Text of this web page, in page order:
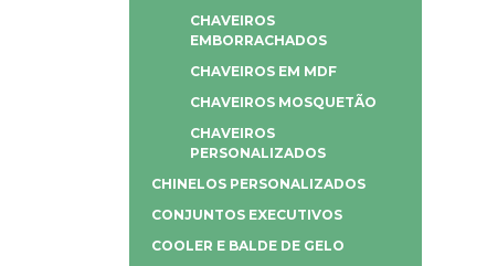
CHAVEIROS
EMBORRACHADOS
CHAVEIROS EM MDF
CHAVEIROS MOSQUETÃO
CHAVEIROS
PERSONALIZADOS
CHINELOS PERSONALIZADOS
CONJUNTOS EXECUTIVOS
COOLER E BALDE DE GELO